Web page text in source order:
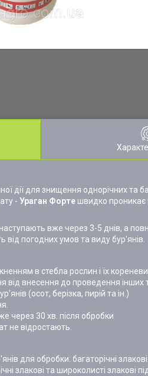
дії для знищення однорічних та
- Ураган Форте швидко проникає
вже через 3-5 днів, а
від погодних умов та виду бур'янів.
в стебла рослин і їх
від внесення до проведення інших
(осот, берізка, пирій та ін.)
через 30 хв. після обробки
не відростають.
для обробки: багаторічні
злакові та широколисті